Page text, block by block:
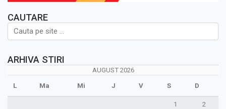
CAUTARE
ARHIVA STIRI
AUGUST 2026
L Ma Mi J V S D
1
2